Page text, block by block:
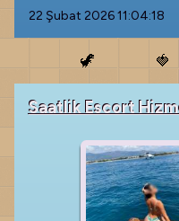
22 Şubat 2026 11:04:18
🦖 🍓
Saatlik Escort